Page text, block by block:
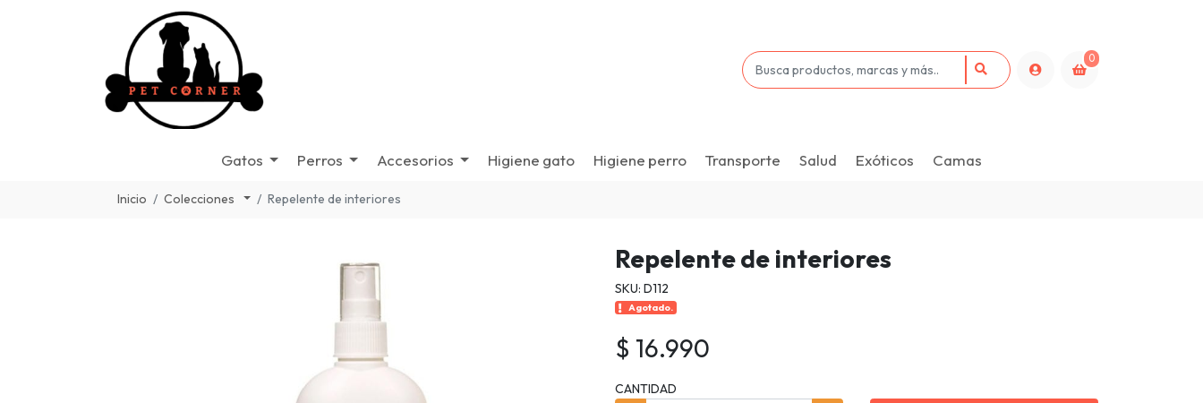
0
Gatos Perros Accesorios Higiene gato Higiene perro Transporte Salud Exóticos Camas
Inicio Colecciones Repelente de interiores
Repelente de interiores
SKU: D112
Agotado.
$ 16.990
CANTIDAD